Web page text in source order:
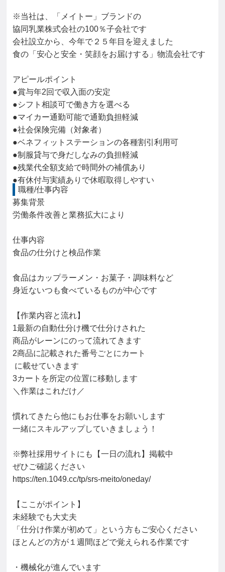
※当社は、「メイトー」ブランドの
協同乳業株式会社の100％子会社です
会社設立から、今年で２５年目を迎えました
食の「安心と安全・笑顔をお届けする」物流会社です
アピールポイント
●賞与年2回で収入面の安定
●シフト相談可で働き方を選べる
●マイカー通勤可能で通勤負担軽減
●社会保険完備（対象者）
●ベネフィットステーションの各種割引利用可
●制服貸与で身だしなみの負担軽減
●残業代全額支給で時間外の補償あり
●有休付与実績ありで休暇取得しやすい
職種/仕事内容
募集背景
労働条件改善と業務拡大により
仕事内容
食品の仕分けと検品作業
食品はカップラーメン・お菓子・調味料など
身近ないつも食べているものが中心です
【作業内容と流れ】
1最新の自動仕分け機で仕分けされた
商品がレーンにのって流れてきます
2商品に記載された番号ごとにカート
3カートを所定の位置に移動します
＼作業はこれだけ／
慣れてきたら他にもお仕事をお願いします
一緒にスキルアップしていきましょう！
※弊社採用サイトにも【一日の流れ】掲載中
ぜひご確認ください
https://ten.1049.cc/tp/srs-meito/oneday/
【ここがポイント】
未経験でも大丈夫
「仕分け作業が初めて」という方もご安心ください
ほとんどの方が１週間ほどで覚えられる作業です
・機械化が進んでいます